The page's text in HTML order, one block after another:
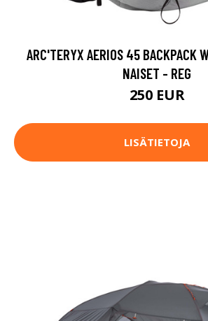
ARC'TERYX AERIOS 45 BACKPACK
NAISET - REG
250 EUR
LISÄTIETOJA